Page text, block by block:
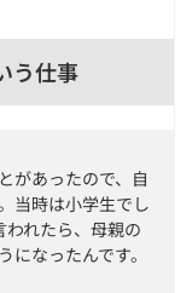
う仕事
があったので、自
当時は小学生でし
れたら、母親の
なったんです。